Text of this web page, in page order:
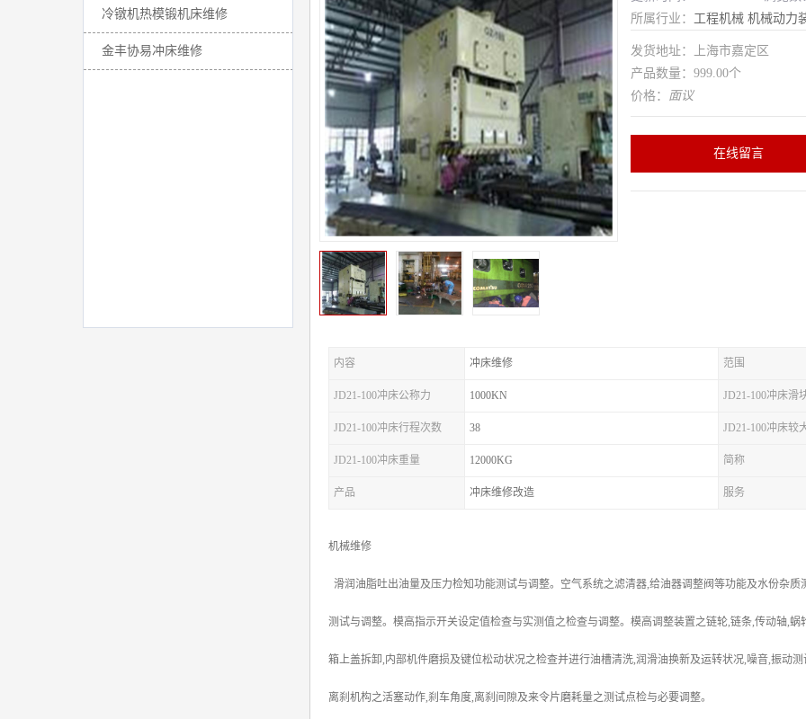
冷镦机热模锻机床维修
金丰协易冲床维修
所属行业： 工程机械 机械动力
发货地址：上海市嘉定区
产品数量：999.00个
价格： 面议
在线留言
内容 冲床维修 范围
JD21-100冲床公称力 1000KN JD21-100冲床滑
JD21-100冲床行程次数 38 JD21-100冲床较
JD21-100冲床重量 12000KG 简称
产品 冲床维修改造 服务
机械维修
滑润油脂吐出油量及压力检知功能测试与调整。空气系统之滤清器,给油器调整阀等功能及水份杂
测试与调整。模高指示开关设定值检查与实测值之检查与调整。模高调整装置之链轮,链条,传动轴,
箱上盖拆卸,内部机件磨损及键位松动状况之检查并进行油槽清洗,润滑油换新及运转状况,噪音,振动
离刹机构之活塞动作,刹车角度,离刹间隙及来令片磨耗量之测试点检与必要调整。